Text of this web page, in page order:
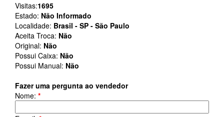
Visitas:1695
Estado: Não Informado
Localidade: Brasil - SP - São Paulo
Aceita Troca: Não
Original: Não
Possui Caixa: Não
Possui Manual: Não
Fazer uma pergunta ao vendedor
Nome: *